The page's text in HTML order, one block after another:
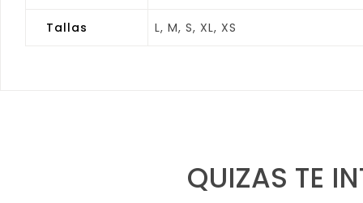
Tallas L, M, S, XL, XS
QUIZAS TE